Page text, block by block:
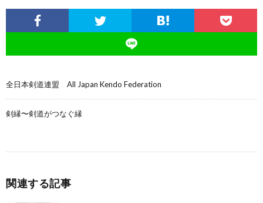
全日本剣道連盟 All Japan Kendo Federation
剣縁〜剣道がつなぐ縁
関連する記事